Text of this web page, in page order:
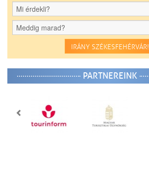
IRÁNY SZÉKESFEHÉRVÁR!
PARTNEREINK